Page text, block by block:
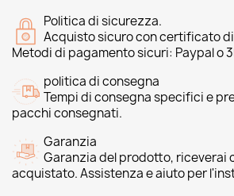
Politica di sicurezza.
Acquisto sicuro con certificato
Metodi di pagamento sicuri: Paypal o
politica di consegna
Tempi di consegna specifici e
pacchi consegnati.
Garanzia
Garanzia del prodotto, riceverai
acquistato. Assistenza e aiuto per